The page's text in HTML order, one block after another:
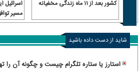
کشور بعد از ۱۱ ماه زندگی مخفیانه
اسرائیل
مسیر
شاید از دست داده باشید
استارز یا ستاره تلگرام چیست و چگونه آن را